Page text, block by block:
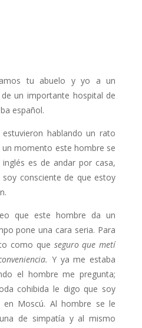
tu abuelo y yo a un
un importante hospital de
español.
hablando un rato
momento este hombre se
es de andar por casa,
consciente de que estoy
que este hombre da un
pone una cara seria. Para
como que seguro que metí
Y ya me estaba
el hombre me pregunta;
cohibida le digo que soy
en Moscú. Al hombre se le
de simpatía y al mismo